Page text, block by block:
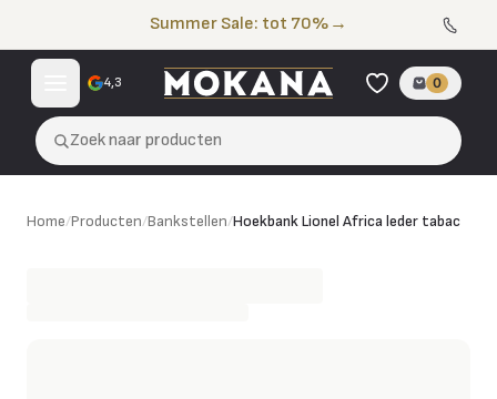
Summer Sale: tot 70% →
4,3 0
Zoek naar producten
Hoekbank Lionel Africa leder tabac
Home/Producten/Bankstellen/Hoekbank Lionel Africa leder tabac